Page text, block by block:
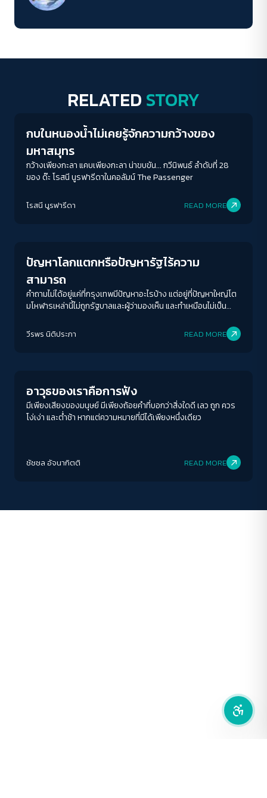
RELATED STORY
กบในหนองน้ำไม่เคยรู้จักความกว้างของ
มหาสมุทร
กว้างเพียงกะลา แคบเพียงกะลา น่าขบขัน... กวีนิพนธ์ ลำดับที่ 28
ของ ด๊ะ โรสนี นูรฟารีดาในคอลัมน์ The Passenger
โรสนี นูรฟารีดา READ MORE
ปัญหาโลกแตกหรือปัญหารัฐไร้ความ
สามารถ
คำถามไม่ได้อยู่แค่ที่กรุงเทพมีปัญหาอะไรบ้าง แต่อยู่ที่ปัญหาใหญ่โต
มโหฬารเหล่านี้ไม่ถูกรัฐบาลและผู้ว่ามองเห็น และทำเหมือนไม่เป็น
วีรพร นิติประภา READ MORE
อาวุธของเราคือการฟัง
มีเพียงเสียงของมนุษย์ มีเพียงถ้อยคำที่บอกว่าสิ่งใดดี เลว ถูก ควร
โง่เง่า และต่ำช้า หากแต่ความหมายที่มีได้เพียงหนึ่งเดียว
ชัชชล อัจนากิตติ READ MORE
ระยะห่างข้อความ
ปกติ มาก มากที่สุด
ปิด Deutan Tritan